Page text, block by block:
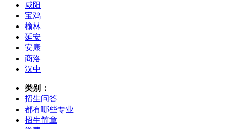
咸阳
宝鸡
榆林
延安
安康
商洛
汉中
类别：
招生问答
都有哪些专业
招生简章